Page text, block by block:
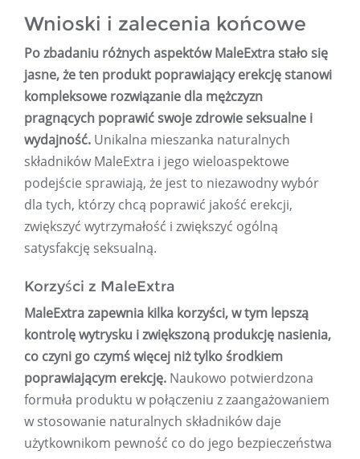
Wnioski i zalecenia końcowe
Po zbadaniu różnych aspektów MaleExtra stało się
jasne, że ten produkt poprawiający erekcję stanowi
kompleksowe rozwiązanie dla mężczyzn
pragnących poprawić swoje zdrowie seksualne i
wydajność. Unikalna mieszanka naturalnych
składników MaleExtra i jego wieloaspektowe
podejście sprawiają, że jest to niezawodny wybór
dla tych, którzy chcą poprawić jakość erekcji,
zwiększyć wytrzymałość i zwiększyć ogólną
satysfakcję seksualną.
Korzyści z MaleExtra
MaleExtra zapewnia kilka korzyści, w tym lepszą
kontrolę wytrysku i zwiększoną produkcję nasienia,
co czyni go czymś więcej niż tylko środkiem
poprawiającym erekcję. Naukowo potwierdzona
formuła produktu w połączeniu z zaangażowaniem
w stosowanie naturalnych składników daje
użytkownikom pewność co do jego bezpieczeństwa